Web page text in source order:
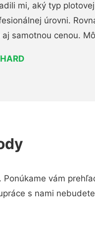
mi, aký typ
úrovni.
aj samotnou cenou.
vám
s nami